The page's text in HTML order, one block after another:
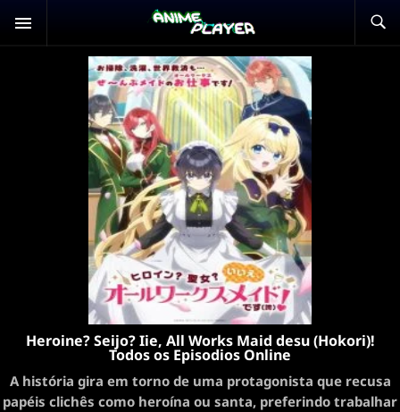
Heroine? Seijo? Iie, All Works Maid desu (Hokori)!
Todos os Episodios Online
A história gira em torno de uma protagonista que recusa
papéis clichês como heroína ou santa, preferindo trabalhar